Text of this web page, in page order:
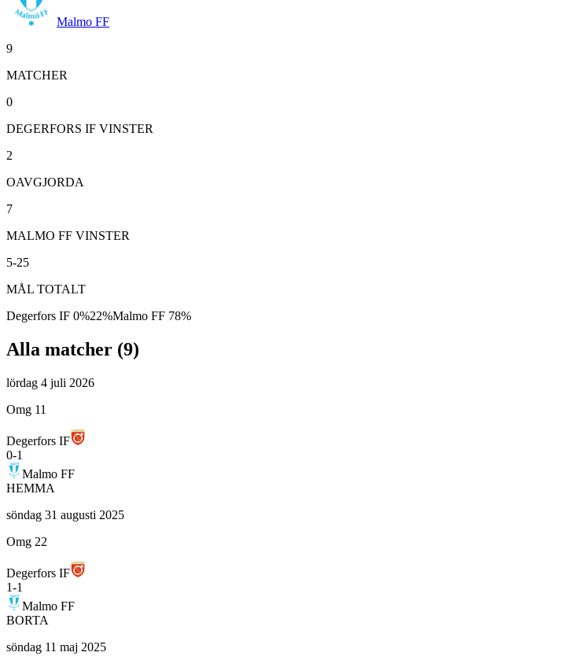
Malmo FF
9
MATCHER
0
DEGERFORS IF VINSTER
2
OAVGJORDA
7
MALMO FF VINSTER
5-25
MÅL TOTALT
Degerfors IF 0%22%Malmo FF 78%
Alla matcher (9)
lördag 4 juli 2026
Omg 11
Degerfors IF
0-1
Malmo FF
HEMMA
söndag 31 augusti 2025
Omg 22
Degerfors IF
1-1
Malmo FF
BORTA
söndag 11 maj 2025